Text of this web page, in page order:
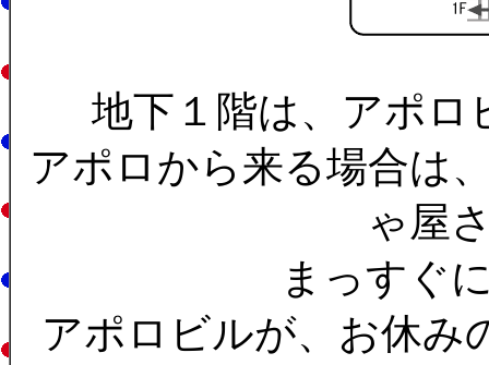
地下１階は、アポ
アポロから来る場合は
ゃ屋
まっすぐ
アポロビルが、お休み